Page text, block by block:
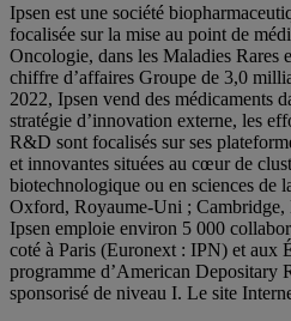
Ipsen est une société
focalisée sur la mise au point de
Oncologie, dans les Maladies Rares
chiffre d’affaires Groupe de 3,0
2022, Ipsen vend des médicaments
stratégie d’innovation externe, les
R&D sont focalisés sur ses
et innovantes situées au cœur de
biotechnologique ou en sciences de
Oxford, Royaume-Uni ; Cambridge,
Ipsen emploie environ 5 000
coté à Paris (Euronext : IPN) et aux
programme d’American
sponsorisé de niveau I. Le site